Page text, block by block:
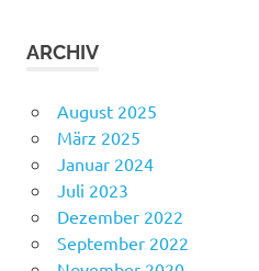
ARCHIV
August 2025
März 2025
Januar 2024
Juli 2023
Dezember 2022
September 2022